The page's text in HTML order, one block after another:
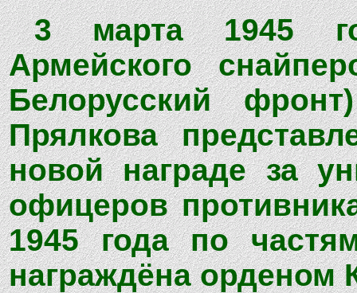
3 марта 1945
Армейского
Белорусский
Прялкова
новой награде за
офицеров
1945 года по
награждёна орденом